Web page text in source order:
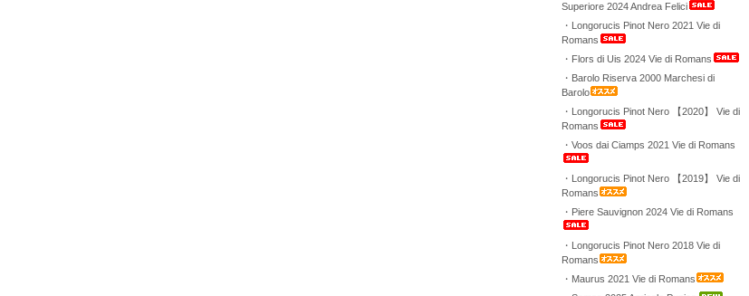
Superiore 2024 Andrea Felici
・Longorucis Pinot Nero 2021 Vie di
Romans
・Flors di Uis 2024 Vie di Romans
・Barolo Riserva 2000 Marchesi di
Barolo
・Longorucis Pinot Nero 【2020】 Vie di
Romans
・Voos dai Ciamps 2021 Vie di Romans
・Longorucis Pinot Nero 【2019】 Vie di
Romans
・Piere Sauvignon 2024 Vie di Romans
・Longorucis Pinot Nero 2018 Vie di
Romans
・Maurus 2021 Vie di Romans